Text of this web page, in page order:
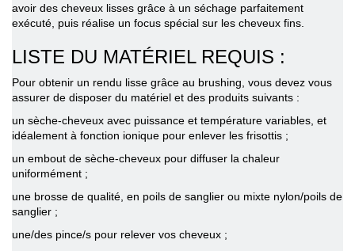
avoir des cheveux lisses grâce à un séchage parfaitement
exécuté, puis réalise un focus spécial sur les cheveux fins.
LISTE DU MATÉRIEL REQUIS :
Pour obtenir un rendu lisse grâce au brushing, vous devez vous
assurer de disposer du matériel et des produits suivants :
un sèche-cheveux avec puissance et température variables, et
idéalement à fonction ionique pour enlever les frisottis ;
un embout de sèche-cheveux pour diffuser la chaleur
uniformément ;
une brosse de qualité, en poils de sanglier ou mixte nylon/poils de
sanglier ;
une/des pince/s pour relever vos cheveux ;